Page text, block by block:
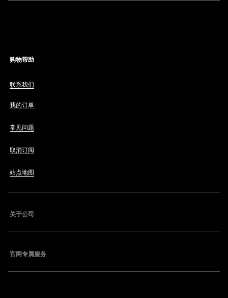
购物帮助
联系我们
我的订单
常见问题
取消订阅
站点地图
关于公司
官网专属服务